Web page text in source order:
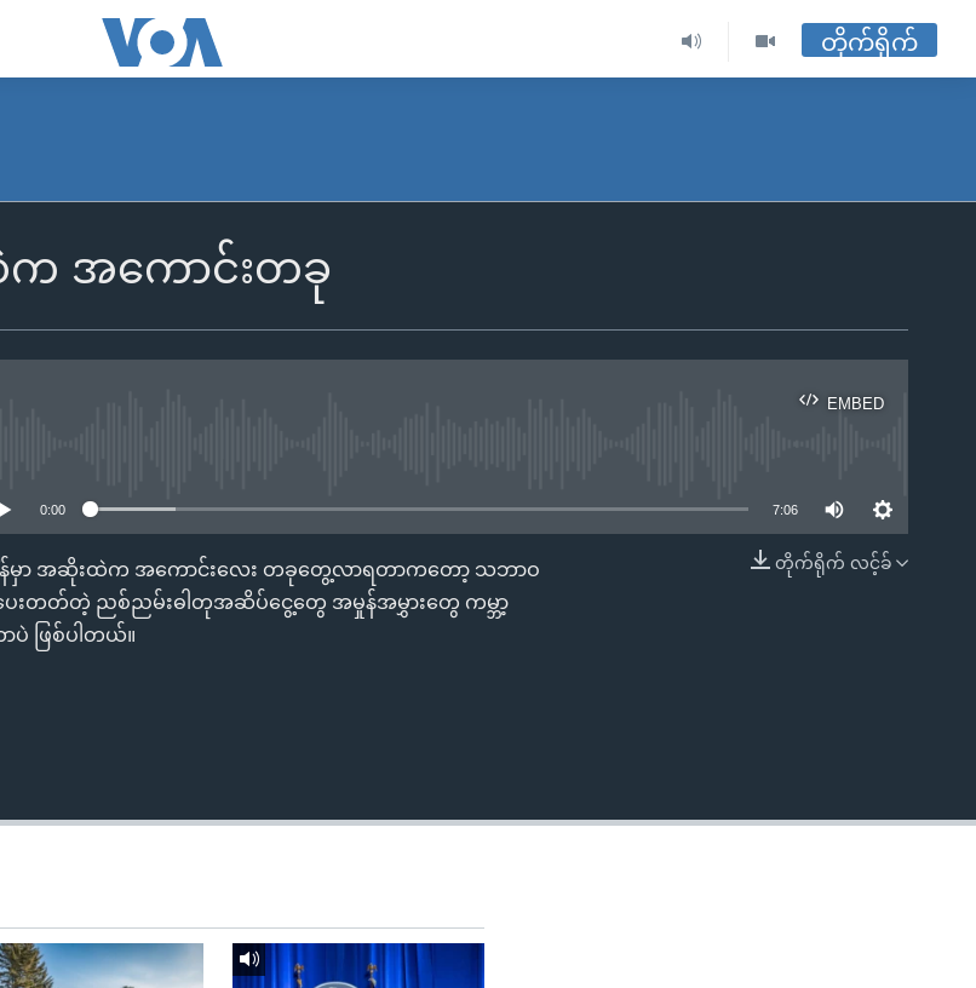
တိုက်ရိုက်
က အကောင်းတခု
EMBED
EMBED
0:00 7:06
တိုက်ရိုက် လင့်ခ်
ျိန်မှာ အဆိုးထဲက အကောင်းလေး တခုတွေ့လာရတာကတော့ သဘာဝ
ေးတတ်တဲ့ ညစ်ညမ်းဓါတုအဆိပ်ငွေ့တွေ အမှုန်အမွှားတွေ ကမ္ဘာ့
ပဲ ဖြစ်ပါတယ်။